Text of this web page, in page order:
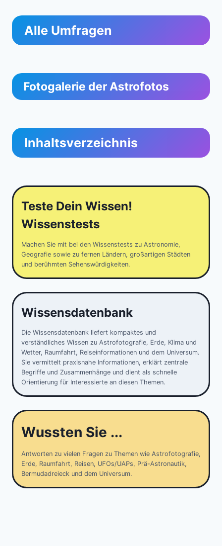
Alle Umfragen
Fotogalerie der Astrofotos
Inhaltsverzeichnis
Teste Dein Wissen!
Wissenstests
Machen Sie mit bei den Wissenstests zu Astronomie,
Geografie sowie zu fernen Ländern, großartigen Städten
und berühmten Sehenswürdigkeiten.
Wissensdatenbank
Die Wissensdatenbank liefert kompaktes und
verständliches Wissen zu Astrofotografie, Erde, Klima und
Wetter, Raumfahrt, Reiseinformationen und dem Universum.
Sie vermittelt praxisnahe Informationen, erklärt zentrale
Begriffe und Zusammenhänge und dient als schnelle
Orientierung für Interessierte an diesen Themen.
Wussten Sie ...
Antworten zu vielen Fragen zu Themen wie Astrofotografie,
Erde, Raumfahrt, Reisen, UFOs/UAPs, Prä-Astronautik,
Bermudadreieck und dem Universum.